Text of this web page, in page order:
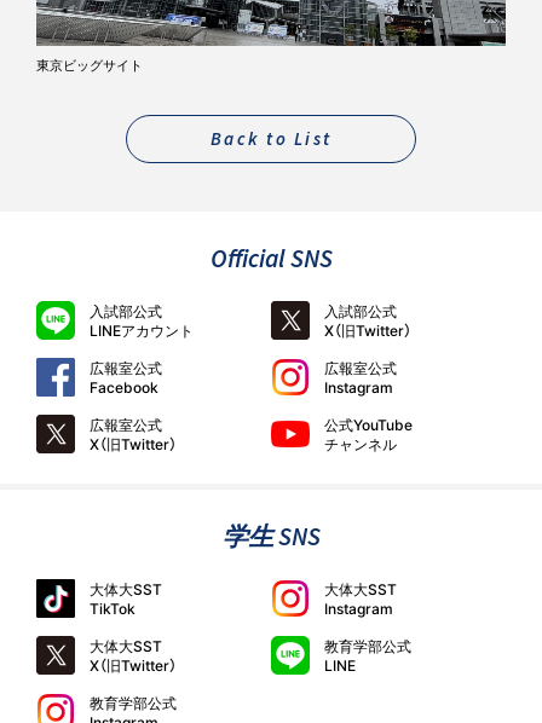
東京ビッグサイト
Back to List
Official SNS
入試部公式
LINEアカウント
入試部公式
X（旧Twitter）
広報室公式
Facebook
広報室公式
Instagram
広報室公式
X（旧Twitter）
公式YouTube
チャンネル
学生 SNS
大体大SST
TikTok
大体大SST
Instagram
大体大SST
X（旧Twitter）
教育学部公式
LINE
教育学部公式